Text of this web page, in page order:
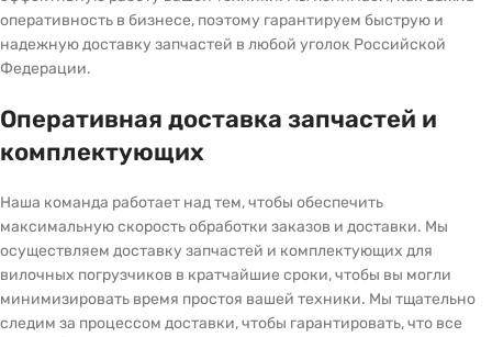
оперативность в бизнесе, поэтому гарантируем быструю и
надежную доставку запчастей в любой уголок Российской
Федерации.
Оперативная доставка запчастей и
комплектующих
Наша команда работает над тем, чтобы обеспечить
максимальную скорость обработки заказов и доставки. Мы
осуществляем доставку запчастей и комплектующих для
вилочных погрузчиков в кратчайшие сроки, чтобы вы могли
минимизировать время простоя вашей техники. Мы тщательно
следим за процессом доставки, чтобы гарантировать, что все